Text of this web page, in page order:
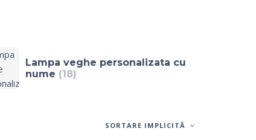
Lampa veghe personalizata cu
nume (18)
SORTARE IMPLICITĂ